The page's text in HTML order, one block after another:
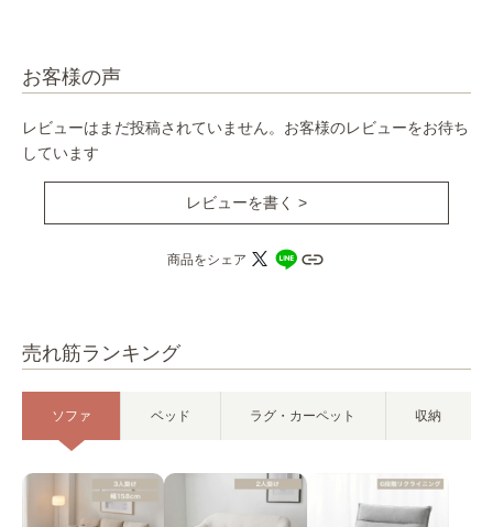
売れ筋ランキング
ソファ ベッド ラグ・カーペット 収納
お客様の声
レビューはまだ投稿されていません。お客様のレビューをお待ち
しています
レビューを書く >
商品をシェア